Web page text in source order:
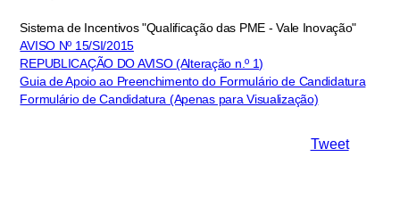
Sistema de Incentivos "Qualificação das PME - Vale Inovação"
AVISO Nº 15/SI/2015
REPUBLICAÇÃO DO AVISO (Alteração n.º 1)
Guia de Apoio ao Preenchimento do Formulário de Candidatura
Formulário de Candidatura (Apenas para Visualização)
Tweet